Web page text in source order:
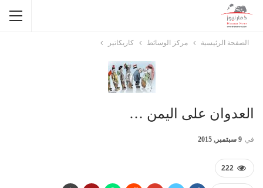
الصفحة الرئيسية مركز الوسائط كاريكاتير
العدوان على اليمن …
في 9 سبتمبر, 2015
222